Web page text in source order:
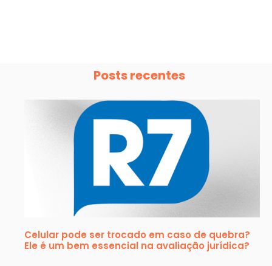
Posts recentes
Celular pode ser trocado em caso de quebra?
Ele é um bem essencial na avaliação jurídica?